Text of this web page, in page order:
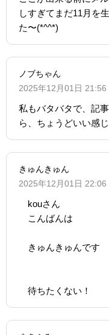
しすぎてまだ11月を
た〜(*^^*)
ノブちゃん
2025年12月01日 21:56
私もバタバタで、記
ら、ちょうどいい感
きゅんきゅん
2025年12月01日 22:06
kouさん
こんばんは
きゅんきゅんです
待ちたくない！